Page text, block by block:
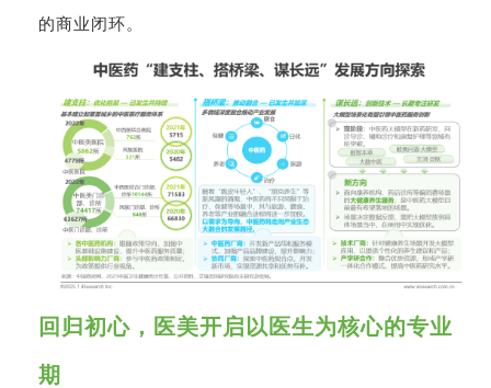
的商业闭环。
回归初心，医美开启以医生为核心的专业
期